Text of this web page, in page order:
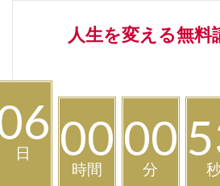
人生を変える無料
日 00
時間
00
分